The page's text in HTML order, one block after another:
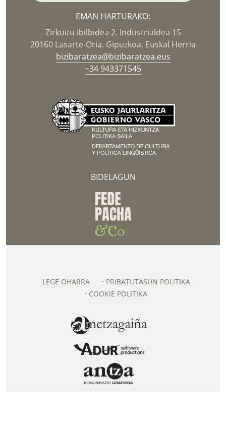
EMAN HARTURAKO:
Zirkuitu ibilbidea 2, Industrialdea 15
20160 Lasarte-Oria. Gipuzkoa. Euskal Herria
bizibaratzea@bizibaratzea.eus
+34 943371545
BIDELAGUN
LEGE OHARRA
PRIBATUTASUN POLITIKA
COOKIE POLITIKA